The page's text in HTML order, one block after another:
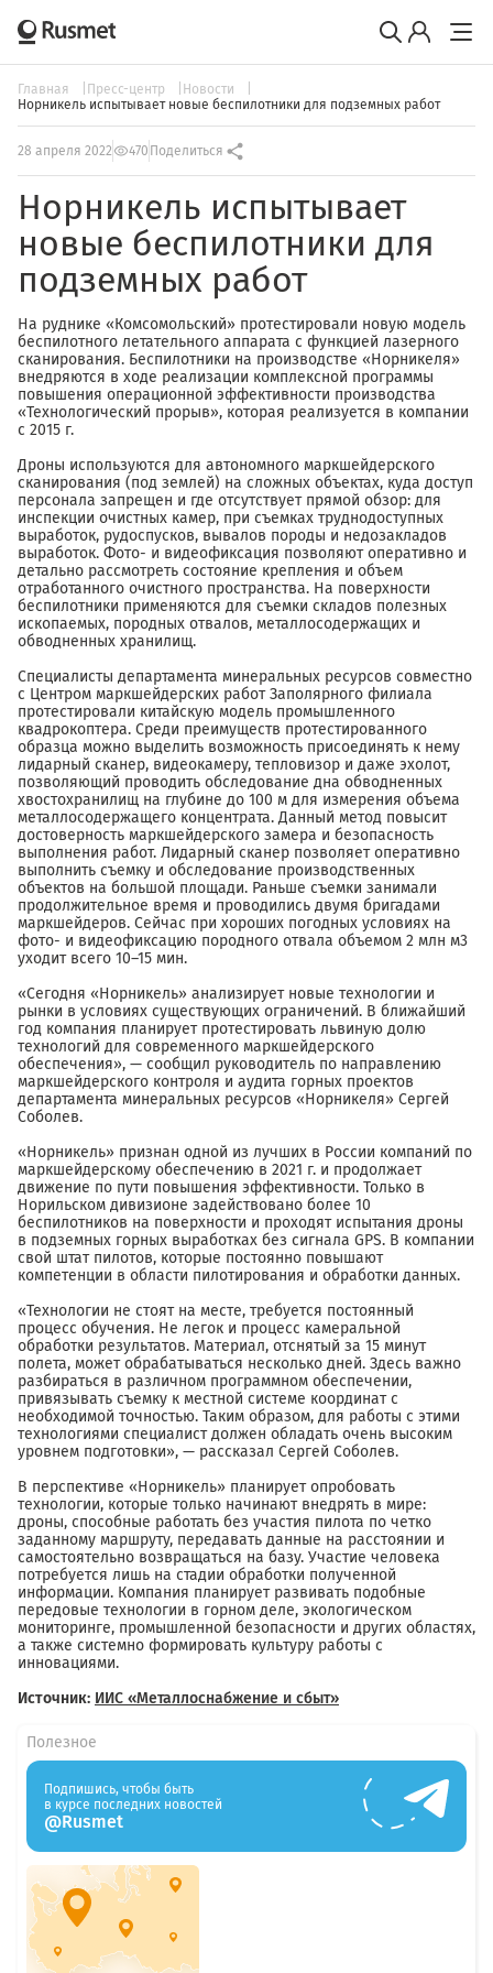
Главная Пресс-центр
Новости
Норникель испытывает новые беспилотники для подземных работ
28 апреля 2022 470 Поделиться
Норникель испытывает
новые беспилотники для
подземных работ
На руднике «Комсомольский» протестировали новую модель
беспилотного летательного аппарата с функцией лазерного
сканирования. Беспилотники на производстве «Норникеля»
внедряются в ходе реализации комплексной программы
повышения операционной эффективности производства
«Технологический прорыв», которая реализуется в компании
с 2015 г.
Дроны используются для автономного маркшейдерского
сканирования (под землей) на сложных объектах, куда доступ
персонала запрещен и где отсутствует прямой обзор: для
инспекции очистных камер, при съемках труднодоступных
выработок, рудоспусков, вывалов породы и недозакладов
выработок. Фото- и видеофиксация позволяют оперативно и
детально рассмотреть состояние крепления и объем
отработанного очистного пространства. На поверхности
беспилотники применяются для съемки складов полезных
ископаемых, породных отвалов, металлосодержащих и
обводненных хранилищ.
Специалисты департамента минеральных ресурсов совместно
с Центром маркшейдерских работ Заполярного филиала
протестировали китайскую модель промышленного
квадрокоптера. Среди преимуществ протестированного
образца можно выделить возможность присоединять к нему
лидарный сканер, видеокамеру, тепловизор и даже эхолот,
позволяющий проводить обследование дна обводненных
хвостохранилищ на глубине до 100 м для измерения объема
металлосодержащего концентрата. Данный метод повысит
достоверность маркшейдерского замера и безопасность
выполнения работ. Лидарный сканер позволяет оперативно
выполнить съемку и обследование производственных
объектов на большой площади. Раньше съемки занимали
продолжительное время и проводились двумя бригадами
маркшейдеров. Сейчас при хороших погодных условиях на
фото- и видеофиксацию породного отвала объемом 2 млн м3
уходит всего 10–15 мин.
«Сегодня «Норникель» анализирует новые технологии и
рынки в условиях существующих ограничений. В ближайший
год компания планирует протестировать львиную долю
технологий для современного маркшейдерского
обеспечения», — сообщил руководитель по направлению
маркшейдерского контроля и аудита горных проектов
департамента минеральных ресурсов «Норникеля» Сергей
Соболев.
«Норникель» признан одной из лучших в России компаний по
маркшейдерскому обеспечению в 2021 г. и продолжает
движение по пути повышения эффективности. Только в
Норильском дивизионе задействовано более 10
беспилотников на поверхности и проходят испытания дроны
в подземных горных выработках без сигнала GPS. В компании
свой штат пилотов, которые постоянно повышают
компетенции в области пилотирования и обработки данных.
«Технологии не стоят на месте, требуется постоянный
процесс обучения. Не легок и процесс камеральной
обработки результатов. Материал, отснятый за 15 минут
полета, может обрабатываться несколько дней. Здесь важно
разбираться в различном программном обеспечении,
привязывать съемку к местной системе координат с
необходимой точностью. Таким образом, для работы с этими
технологиями специалист должен обладать очень высоким
уровнем подготовки», — рассказал Сергей Соболев.
В перспективе «Норникель» планирует опробовать
технологии, которые только начинают внедрять в мире:
дроны, способные работать без участия пилота по четко
заданному маршруту, передавать данные на расстоянии и
самостоятельно возвращаться на базу. Участие человека
потребуется лишь на стадии обработки полученной
информации. Компания планирует развивать подобные
передовые технологии в горном деле, экологическом
мониторинге, промышленной безопасности и других областях,
а также системно формировать культуру работы с
инновациями.
Источник: ИИС «Металлоснабжение и сбыт»
Полезное
Подпишись, чтобы быть
в курсе последних новостей
@Rusmet